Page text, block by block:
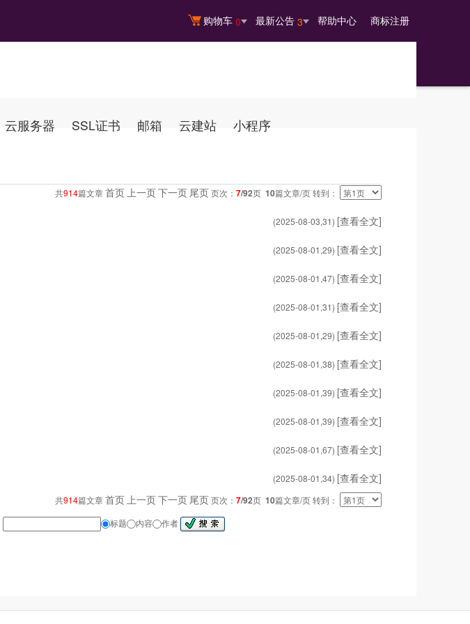
购物车 0 最新公告 3 帮助中心 商标注册
云服务器 SSL证书 邮箱 云建站 小程序
共914篇文章首页上一页下一页 尾页页次： 7/92页 10篇文章/页 转到：
(2025-08-03,31) [查看全文]
(2025-08-01,29) [查看全文]
(2025-08-01,47) [查看全文]
(2025-08-01,31) [查看全文]
(2025-08-01,29) [查看全文]
(2025-08-01,38) [查看全文]
(2025-08-01,39) [查看全文]
(2025-08-01,39) [查看全文]
(2025-08-01,67) [查看全文]
(2025-08-01,34) [查看全文]
共914篇文章首页上一页下一页 尾页页次： 7/92页 10篇文章/页 转到：
标题 内容 作者